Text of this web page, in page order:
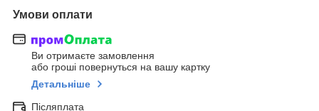
Умови оплати
Ви отримаєте замовлення
або гроші повернуться на вашу картку
Детальніше
Післяплата